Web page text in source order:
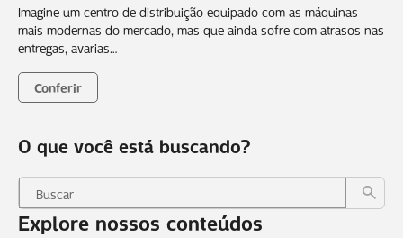
O que você está buscando?
Explore nossos conteúdos
Imagine um centro de distribuição equipado com as máquinas
mais modernas do mercado, mas que ainda sofre com atrasos nas
entregas, avarias…
Conferir